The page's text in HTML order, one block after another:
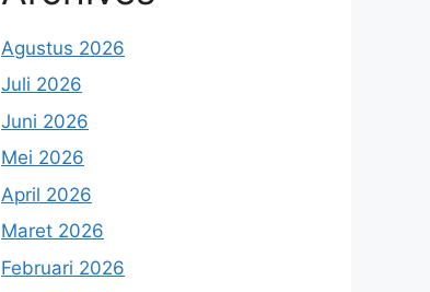
Agustus 2026
Juli 2026
Juni 2026
Mei 2026
April 2026
Maret 2026
Februari 2026